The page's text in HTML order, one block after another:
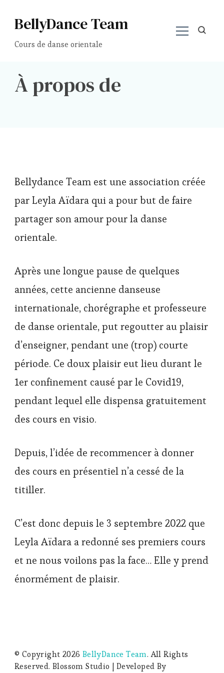
BellyDance Team
Cours de danse orientale
À propos de
Bellydance Team est une association créée
par Leyla Aïdara qui a pour but de faire
partager son amour pour la danse
orientale.
Après une longue pause de quelques
années, cette ancienne danseuse
internationale, chorégraphe et professeure
de danse orientale, put regoutter au plaisir
d’enseigner, pendant une (trop) courte
période. Ce doux plaisir eut lieu durant le
1er confinement causé par le Covid19,
pendant lequel elle dispensa gratuitement
des cours en visio.
Depuis, l’idée de recommencer à donner
des cours en présentiel n’a cessé de la
titiller.
C’est donc depuis le 3 septembre 2022 que
Leyla Aïdara a redonné ses premiers cours
et ne nous voilons pas la face… Elle y prend
énormément de plaisir.
© Copyright 2026 BellyDance Team. All Rights
Reserved.Blossom Studio | Developed By